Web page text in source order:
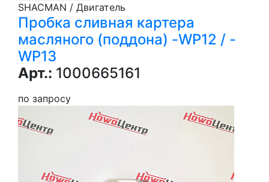
SHACMAN / Двигатель
Пробка сливная картера
масляного (поддона) -WP12 / -
WP13
Арт.: 1000665161
по запросу